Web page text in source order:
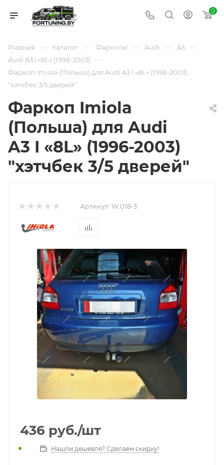
0
Главная — Каталог — Фаркопы — Audi — A3 —
Audi A3 I «8L» (1996-2003) —
Фаркоп Imiola (Польша) для Audi A3 I «8L» (1996-2003)
"хэтчбек 3/5 дверей"
Фаркоп Imiola
(Польша) для Audi
A3 I «8L» (1996-2003)
"хэтчбек 3/5 дверей"
Артикул: W.018-3
436 руб./шт
Нашли дешевле? Сделаем скидку!